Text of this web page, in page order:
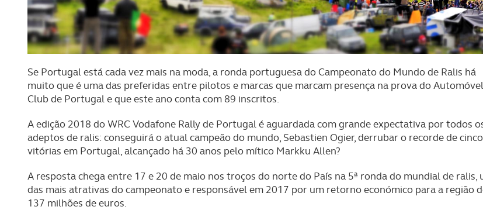
Se Portugal está cada vez mais na moda, a ronda portuguesa do Campeonato do Mundo de Ralis há
muito que é uma das preferidas entre pilotos e marcas que marcam presença na prova do Automóvel
Club de Portugal e que este ano conta com 89 inscritos.
A edição 2018 do WRC Vodafone Rally de Portugal é aguardada com grande expectativa por todos
adeptos de ralis: conseguirá o atual campeão do mundo, Sebastien Ogier, derrubar o recorde de cinco
vitórias em Portugal, alcançado há 30 anos pelo mítico Markku Allen?
A resposta chega entre 17 e 20 de maio nos troços do norte do País na 5ª ronda do mundial de ralis,
das mais atrativas do campeonato e responsável em 2017 por um retorno económico para a região
137 milhões de euros.